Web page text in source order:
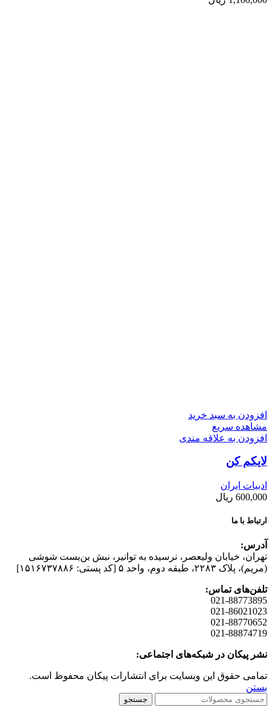
افزودن به سبد خرید
مشاهده سریع
افزودن به علاقه مندی
لایکم کن
ادبیات ایران
600,000 ریال
ارتباط با ما
آدرس:
تهران، خیابان وليعصر، نرسيده به توانير، نبش بن‌بست شوشی
(مريم)، پلاک ۲۲۸۳، طبقه دوم، واحد ۵ [کد پستی: ۱۵۱۶۷۳۷۸۸۶]
تلفن‌های تماس:
021-88773895
021-86021023
021-88770652
021-88874719
نشر پیکان در شبکه‌های اجتماعی:
تمامی حقوق این وبسایت برای انتشارات پیکان محفوظ است.
بستن
جستجو